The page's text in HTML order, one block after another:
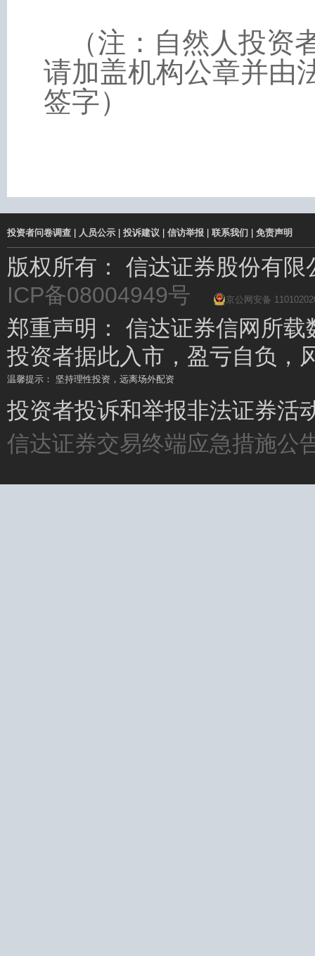
（注：自然人投
请加盖机构公章并由
签字）
投资者问卷调查 人员公示 投诉建议 信访举报 联系我们 免责声明
版权所有： 信达证券股份有
ICP备08004949号
京公网安备
郑重声明： 信达证券信网所
投资者据此入市，盈亏自负，
温馨提示： 坚持理性投资，远离场外配资
温馨提示： 场外配资杠杆高、风险大，要远离!
投资者投诉和举报非法证券活
信达证券交易终端应急措施公